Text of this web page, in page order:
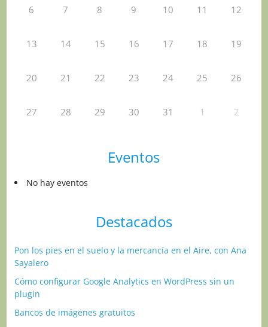
6 7 8 9 10 11 12
13 14 15 16 17 18 19
20 21 22 23 24 25 26
27 28 29 30 31 1 2
Eventos
No hay eventos
Destacados
Pon los pies en el suelo y la mercancía en el Aire, con Ana
Sayalero
Cómo configurar Google Analytics en WordPress sin un
plugin
Bancos de imágenes gratuitos